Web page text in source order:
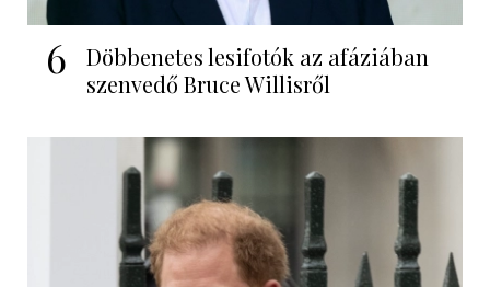
6
Döbbenetes lesifotók az afáziában
szenvedő Bruce Willisről